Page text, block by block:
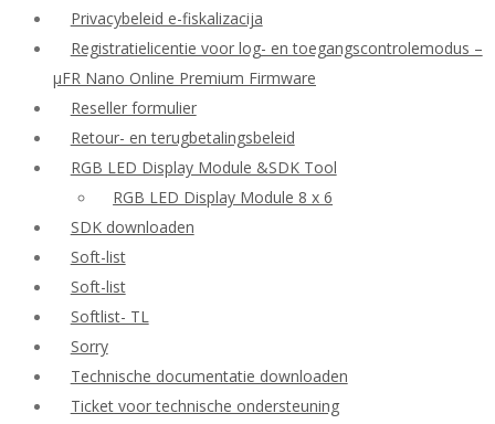
Privacybeleid e-fiskalizacija
Registratielicentie voor log- en toegangscontrolemodus –
μFR Nano Online Premium Firmware
Reseller formulier
Retour- en terugbetalingsbeleid
RGB LED Display Module &SDK Tool
RGB LED Display Module 8 x 6
SDK downloaden
Soft-list
Soft-list
Softlist- TL
Sorry
Technische documentatie downloaden
Ticket voor technische ondersteuning